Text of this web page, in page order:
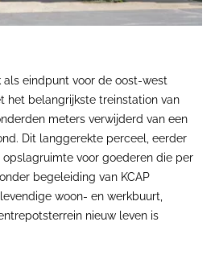
eindpunt voor de oost-west
het belangrijkste treinstation van
meters verwijderd van een
Dit langgerekte perceel, eerder
voor goederen die per
begeleiding van KCAP
woon- en werkbuurt,
nieuw leven is